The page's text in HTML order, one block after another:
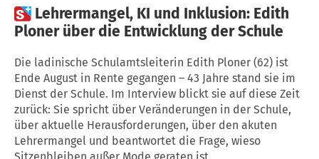
 Lehrermangel, KI und Inklusion: Edith
Ploner über die Entwicklung der Schule
Die ladinische Schulamtsleiterin Edith Ploner (62) ist
Ende August in Rente gegangen – 43 Jahre stand sie im
Dienst der Schule. Im Interview blickt sie auf diese Zeit
zurück: Sie spricht über Veränderungen in der Schule,
über aktuelle Herausforderungen, über den akuten
Lehrermangel und beantwortet die Frage, wieso